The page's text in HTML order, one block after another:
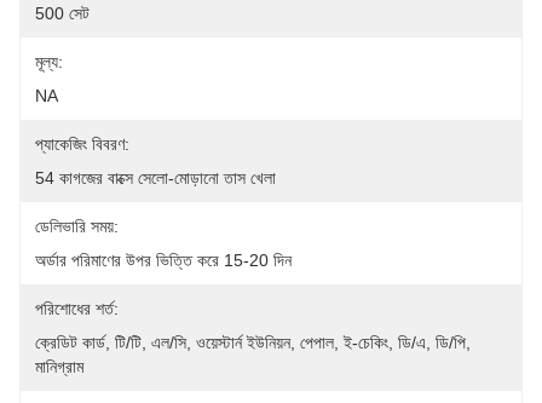
500 সেট
মূল্য:
NA
প্যাকেজিং বিবরণ:
54 কাগজের বাক্সে সেলো-মোড়ানো তাস খেলা
ডেলিভারি সময়:
অর্ডার পরিমাণের উপর ভিত্তি করে 15-20 দিন
পরিশোধের শর্ত:
ক্রেডিট কার্ড, টি/টি, এল/সি, ওয়েস্টার্ন ইউনিয়ন, পেপাল, ই-চেকিং, ডি/এ, ডি/পি,
মানিগ্রাম